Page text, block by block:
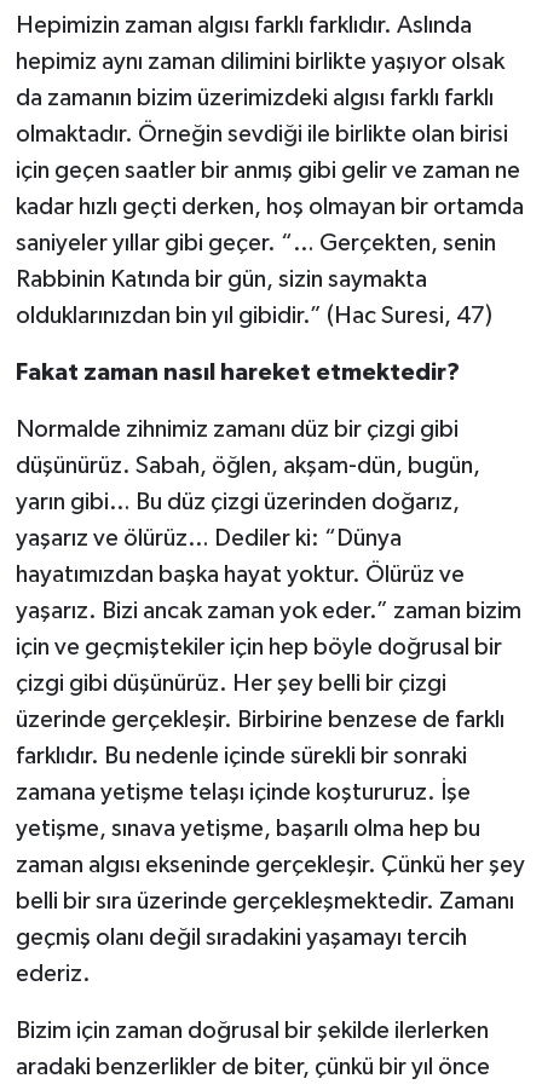
Hepimizin zaman algısı farklı farklıdır. Aslında
hepimiz aynı zaman dilimini birlikte yaşıyor olsak
da zamanın bizim üzerimizdeki algısı farklı farklı
olmaktadır. Örneğin sevdiği ile birlikte olan birisi
için geçen saatler bir anmış gibi gelir ve zaman ne
kadar hızlı geçti derken, hoş olmayan bir ortamda
saniyeler yıllar gibi geçer. “… Gerçekten, senin
Rabbinin Katında bir gün, sizin saymakta
olduklarınızdan bin yıl gibidir.” (Hac Suresi, 47)
Fakat zaman nasıl hareket etmektedir?
Normalde zihnimiz zamanı düz bir çizgi gibi
düşünürüz. Sabah, öğlen, akşam-dün, bugün,
yarın gibi… Bu düz çizgi üzerinden doğarız,
yaşarız ve ölürüz… Dediler ki: “Dünya
hayatımızdan başka hayat yoktur. Ölürüz ve
yaşarız. Bizi ancak zaman yok eder.” zaman bizim
için ve geçmiştekiler için hep böyle doğrusal bir
çizgi gibi düşünürüz. Her şey belli bir çizgi
üzerinde gerçekleşir. Birbirine benzese de farklı
farklıdır. Bu nedenle içinde sürekli bir sonraki
zamana yetişme telaşı içinde koştururuz. İşe
yetişme, sınava yetişme, başarılı olma hep bu
zaman algısı ekseninde gerçekleşir. Çünkü her şey
belli bir sıra üzerinde gerçekleşmektedir. Zamanı
geçmiş olanı değil sıradakini yaşamayı tercih
ederiz.
Bizim için zaman doğrusal bir şekilde ilerlerken
aradaki benzerlikler de biter, çünkü bir yıl önce
SAĞLIK
SPOR
TASAVVUF